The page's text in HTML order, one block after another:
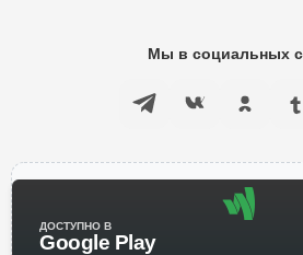
Мы в социальных
ДОСТУПНО В
Google Play